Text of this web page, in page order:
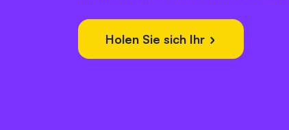
Holen Sie sich Ihr